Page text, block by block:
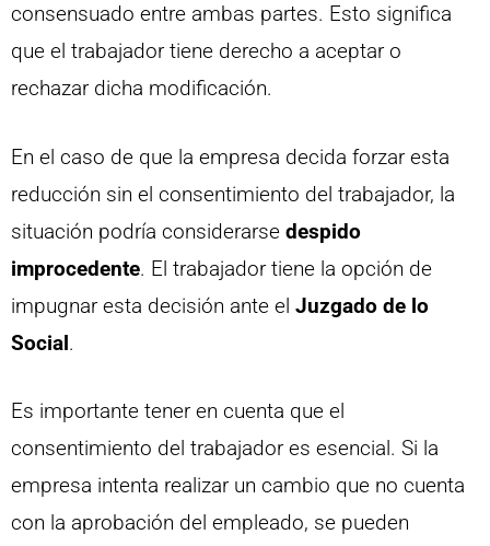
consensuado entre ambas partes. Esto significa
que el trabajador tiene derecho a aceptar o
rechazar dicha modificación.
En el caso de que la empresa decida forzar esta
reducción sin el consentimiento del trabajador, la
situación podría considerarse despido
improcedente. El trabajador tiene la opción de
impugnar esta decisión ante el Juzgado de lo
Social.
Es importante tener en cuenta que el
consentimiento del trabajador es esencial. Si la
empresa intenta realizar un cambio que no cuenta
con la aprobación del empleado, se pueden